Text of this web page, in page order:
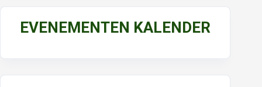
EVENEMENTEN KALENDER